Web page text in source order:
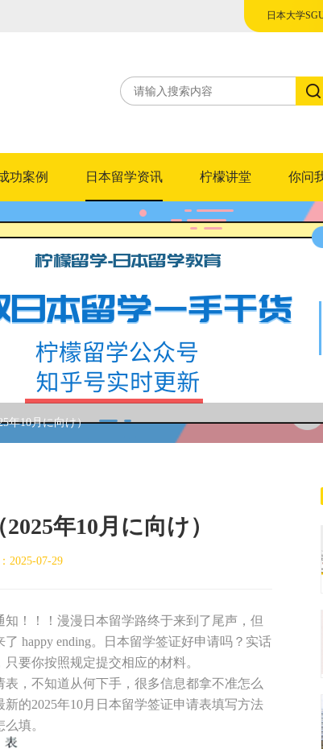
日本大学
功案例 日本留学资讯 柠檬讲堂 你问
年10月に向け）
年10月に向け）
2025-07-29
！！！漫漫日本留学路终于来到了尾声，但
happy ending。日本留学签证好申请吗？实话
要你按照规定提交相应的材料。
，不知道从何下手，很多信息都拿不准怎么
的2025年10月日本留学签证申请表填写方法
填。